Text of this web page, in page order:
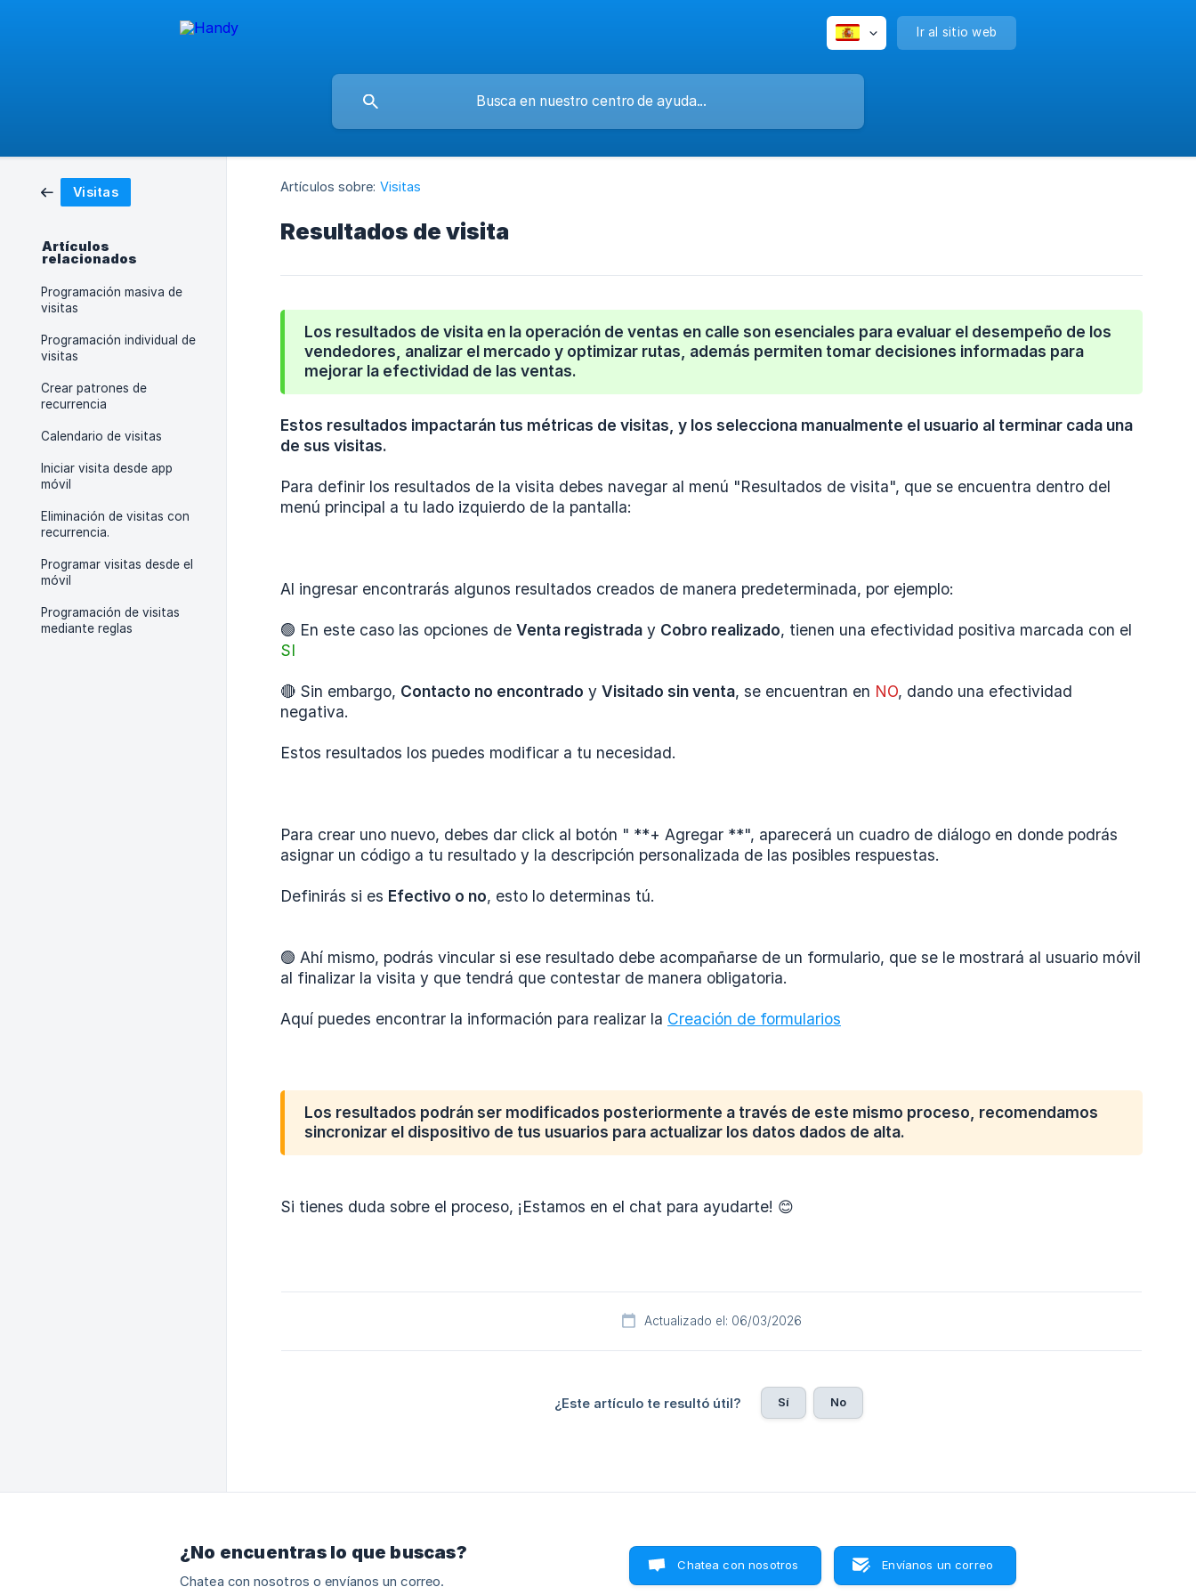
Ir al sitio web
Visitas
Artículos
relacionados
Programación masiva de
visitas
Programación individual de
visitas
Crear patrones de
recurrencia
Calendario de visitas
Iniciar visita desde app
móvil
Eliminación de visitas con
recurrencia.
Programar visitas desde el
móvil
Programación de visitas
mediante reglas
Artículos sobre: Visitas
Resultados de visita
Los resultados de visita en la operación de ventas en calle son esenciales para evaluar el desempeño de los
vendedores, analizar el mercado y optimizar rutas, además permiten tomar decisiones informadas para
mejorar la efectividad de las ventas.
Estos resultados impactarán tus métricas de visitas, y los selecciona manualmente el usuario al terminar cada una
de sus visitas.
Para definir los resultados de la visita debes navegar al menú "Resultados de visita", que se encuentra dentro del
menú principal a tu lado izquierdo de la pantalla:
Al ingresar encontrarás algunos resultados creados de manera predeterminada, por ejemplo:
🟢 En este caso las opciones de Venta registrada y Cobro realizado, tienen una efectividad positiva marcada con el
SI
🔴 Sin embargo, Contacto no encontrado y Visitado sin venta, se encuentran en NO, dando una efectividad
negativa.
Estos resultados los puedes modificar a tu necesidad.
Para crear uno nuevo, debes dar click al botón " **+ Agregar **", aparecerá un cuadro de diálogo en donde podrás
asignar un código a tu resultado y la descripción personalizada de las posibles respuestas.
Definirás si es Efectivo o no, esto lo determinas tú.
🟢 Ahí mismo, podrás vincular si ese resultado debe acompañarse de un formulario, que se le mostrará al usuario móvil
al finalizar la visita y que tendrá que contestar de manera obligatoria.
Aquí puedes encontrar la información para realizar la Creación de formularios
Los resultados podrán ser modificados posteriormente a través de este mismo proceso, recomendamos
sincronizar el dispositivo de tus usuarios para actualizar los datos dados de alta.
Si tienes duda sobre el proceso, ¡Estamos en el chat para ayudarte! 😊
Actualizado el: 06/03/2026
¿Este artículo te resultó útil? Sí No
¿No encuentras lo que buscas?
Chatea con nosotros o envíanos un correo.
Chatea con nosotros Envíanos un correo